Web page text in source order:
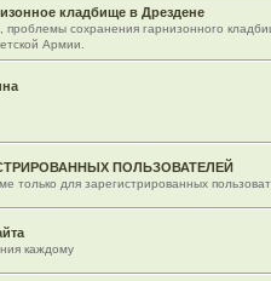
кладбище в Дрездене
сохранения гарнизонного
Армии.
ПОЛЬЗОВАТЕЛЕЙ
только для зарегистрированных
каждому